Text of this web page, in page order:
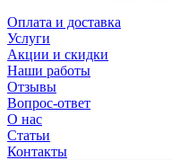
Оплата и доставка
Услуги
Акции и скидки
Наши работы
Отзывы
Вопрос-ответ
О нас
Статьи
Контакты